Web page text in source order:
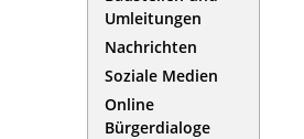
Umleitungen
Nachrichten
Soziale Medien
Online
Bürgerdialoge